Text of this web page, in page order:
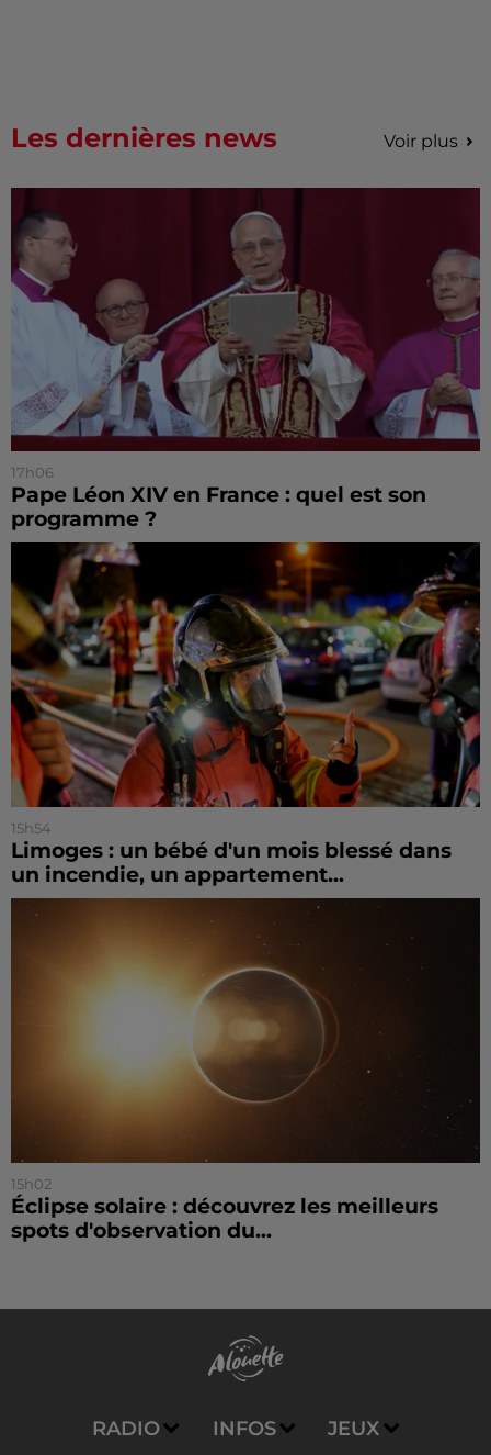
Les dernières news Voir plus
17h06
Pape Léon XIV en France : quel est son
programme ?
15h54
Limoges : un bébé d'un mois blessé dans
un incendie, un appartement...
15h02
Éclipse solaire : découvrez les meilleurs
spots d'observation du...
RADIO INFOS JEUX